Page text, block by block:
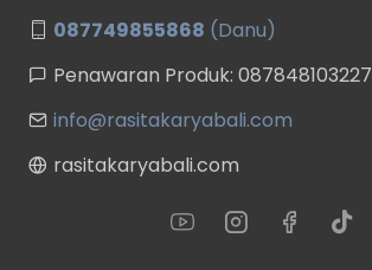
087749855868 (Danu)
Penawaran Produk: 087848103227
info@rasitakaryabali.com
rasitakaryabali.com